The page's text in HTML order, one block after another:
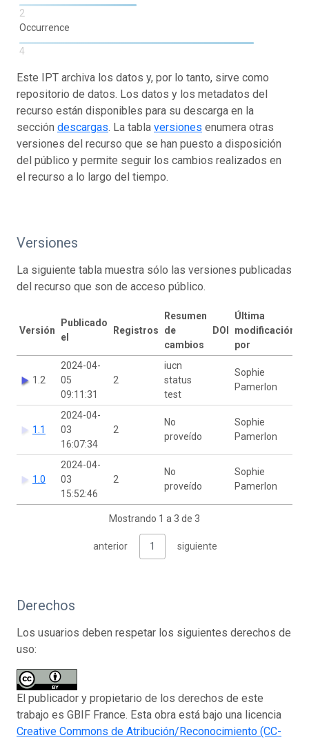
2
Occurrence
4
Este IPT archiva los datos y, por lo tanto, sirve como
repositorio de datos. Los datos y los metadatos del
recurso están disponibles para su descarga en la
sección descargas. La tabla versiones enumera otras
versiones del recurso que se han puesto a disposición
del público y permite seguir los cambios realizados en
el recurso a lo largo del tiempo.
Versiones
La siguiente tabla muestra sólo las versiones publicadas
del recurso que son de acceso público.
Versión
Publicado
el
Registros
Resumen
de
cambios
DOI
Última
modificación
por
1.2
2024-04-
05
09:11:31
2
iucn
status
test
Sophie
Pamerlon
1.1
2024-04-
03
16:07:34
2
No
proveído
Sophie
Pamerlon
1.0
2024-04-
03
15:52:46
2
No
proveído
Sophie
Pamerlon
Mostrando 1 a 3 de 3
anterior 1 siguiente
Derechos
Los usuarios deben respetar los siguientes derechos de
uso:
El publicador y propietario de los derechos de este
trabajo es GBIF France. Esta obra está bajo una licencia
Creative Commons de Atribución/Reconocimiento (CC-